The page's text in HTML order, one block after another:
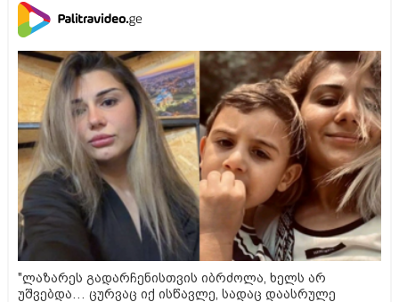
"ლაზარეს გადარჩენისთვის იბრძოლა, ხელს არ
უშვებდა… ცურვაც იქ ისწავლე, სადაც დაასრულე